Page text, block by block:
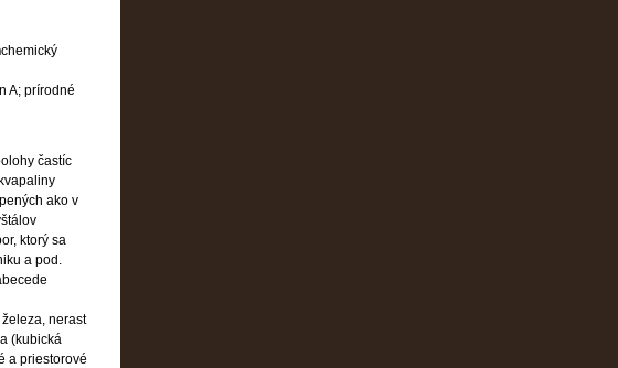
chemický
A; prírodné
častíc
ako v
ktorý sa
a pod.
nerast
(kubická
a priestorové